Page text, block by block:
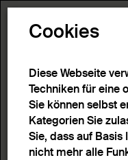
Cookies
Diese Webseite
Techniken für eine
Sie können selbst
Kategorien Sie
Sie, dass auf
nicht mehr alle